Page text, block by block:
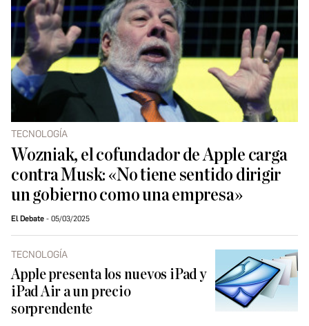
TECNOLOGÍA
Wozniak, el cofundador de Apple carga
contra Musk: «No tiene sentido dirigir
un gobierno como una empresa»
El Debate 05/03/2025
TECNOLOGÍA
Apple presenta los nuevos iPad y
iPad Air a un precio
sorprendente